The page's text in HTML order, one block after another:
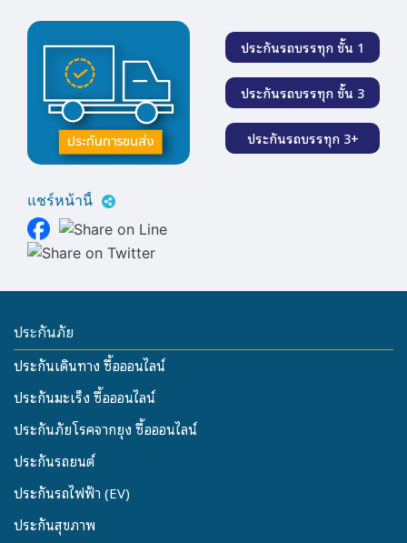
ประกันรถบรรทุก ชั้น 1
ประกันรถบรรทุก ชั้น 3
ประกันรถบรรทุก 3+
แชร์หน้านี้
ประกันภัย
ประกันเดินทาง ซื้อออนไลน์
ประกันมะเร็ง ซื้อออนไลน์
ประกันภัยโรคจากยุง ซื้อออนไลน์
ประกันรถยนต์
ประกันรถไฟฟ้า (EV)
ประกันสุขภาพ